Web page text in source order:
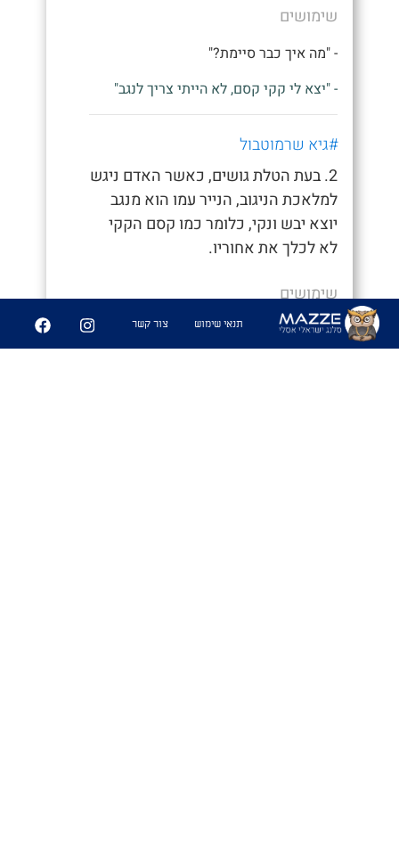
שימושים
- "מה איך כבר סיימת?"
- "יצא לי קקי קסם, לא הייתי צריך לנגב"
#גיא שרמוטבול
2. בעת הטלת גושים, כאשר האדם ניגש
למלאכת הניגוב, הנייר עמו הוא מנגב
יוצא יבש ונקי, כלומר כמו קסם הקקי
לא לכלך את אחוריו.
שימושים
- "איך סיימת ככה מהר, חשבתי כבר נאחר"
תנאי שימוש צור קשר